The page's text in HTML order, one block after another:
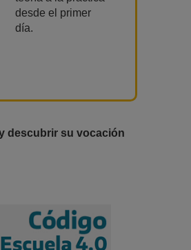
desde el primer
día.
descubrir su vocación